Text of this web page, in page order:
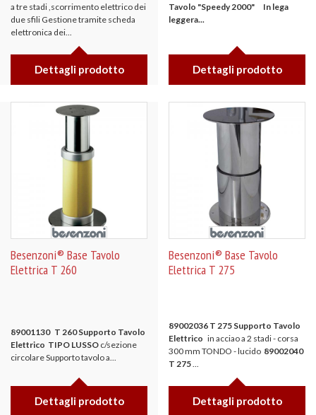
a tre stadi ,scorrimento elettrico dei
due sfili Gestione tramite scheda
elettronica dei...
Dettagli prodotto
Tavolo "Speedy 2000"
In lega
leggera...
Dettagli prodotto
Besenzoni® Base Tavolo
Elettrica T 260
89001130 T 260Supporto Tavolo
Elettrico TIPO LUSSO c/sezione
circolare Supporto tavolo a...
Dettagli prodotto
Besenzoni® Base Tavolo
Elettrica T 275
89002036 T 275 Supporto Tavolo
Elettrico in acciao a 2 stadi - corsa
300 mm TONDO - lucido 89002040
T 275...
Dettagli prodotto